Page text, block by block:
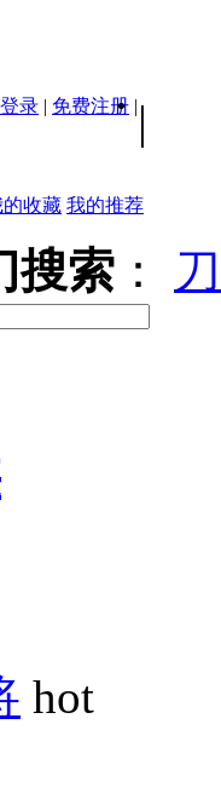
录 | 免费注册 | |
的收藏 我的推荐
搜索 ：
hot